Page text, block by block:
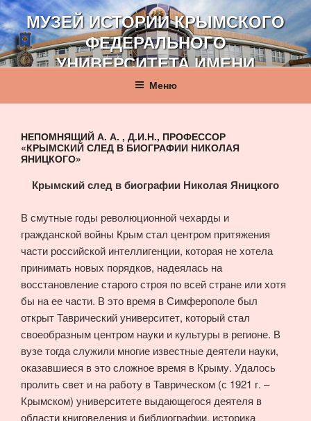
Перейти
к
содержимому
МУЗЕЙ ИСТОРИИ КРЫМСКОГО
ФЕДЕРАЛЬНОГО
УНИВЕРСИТЕТА ИМЕНИ
В. И. ВЕРНАДСКОГО
Меню
НЕПОМНЯЩИЙ А. А. , Д.И.Н., ПРОФЕССОР
«КРЫМСКИЙ СЛЕД В БИОГРАФИИ НИКОЛАЯ
ЯНИЦКОГО»
Крымский след в биографии Николая Яницкого
В смутные годы революционной чехарды и
гражданской войны Крым стал центром притяжения
части российской интеллигенции, которая не хотела
принимать новых порядков, надеялась на
восстановление старого строя по всей стране или хотя
бы на ее части. В это время в Симферополе был
открыт Таврический университет, который стал
своеобразным центром науки и культуры в регионе. В
вузе тогда служили многие известные деятели науки,
оказавшиеся в это сложное время в Крыму. Удалось
пролить свет и на работу в Таврическом (с 1921 г. –
Крымском) университете выдающегося деятеля в
области книговедения и библиографии, историка